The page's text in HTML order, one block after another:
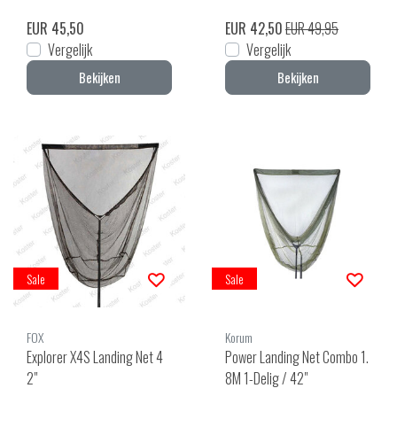
EUR 45,50
Vergelijk
Bekijken
EUR 42,50EUR 49,95
Vergelijk
Bekijken
Sale
FOX
Explorer X4S Landing Net 4
2"
Sale
Korum
Power Landing Net Combo 1.
8M 1-Delig / 42"